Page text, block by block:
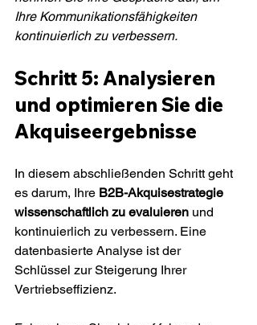
Ihre Kommunikationsfähigkeiten
kontinuierlich zu verbessern.
Schritt 5: Analysieren
und optimieren Sie die
Akquiseergebnisse
In diesem abschließenden Schritt geht
es darum, Ihre B2B-Akquisestrategie
wissenschaftlich zu evaluieren und
kontinuierlich zu verbessern. Eine
datenbasierte Analyse ist der
Schlüssel zur Steigerung Ihrer
Vertriebseffizienz.